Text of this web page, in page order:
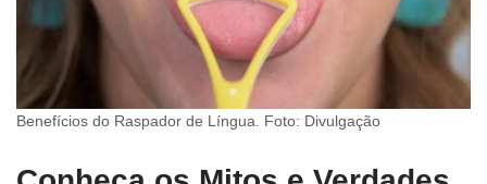
Benefícios do Raspador de Língua. Foto: Divulgação